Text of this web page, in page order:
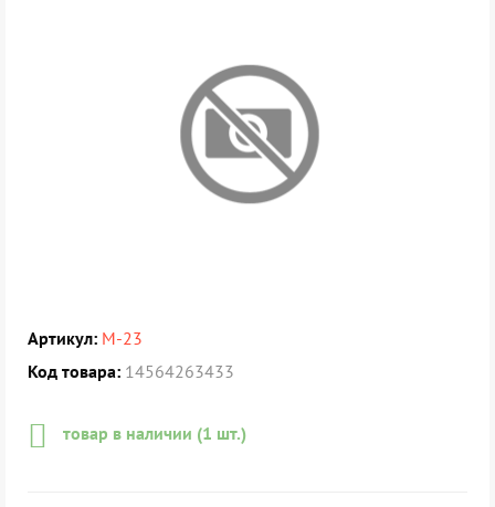
Артикул: М-23
Код товара: 14564263433
товар в наличии (1 шт.)